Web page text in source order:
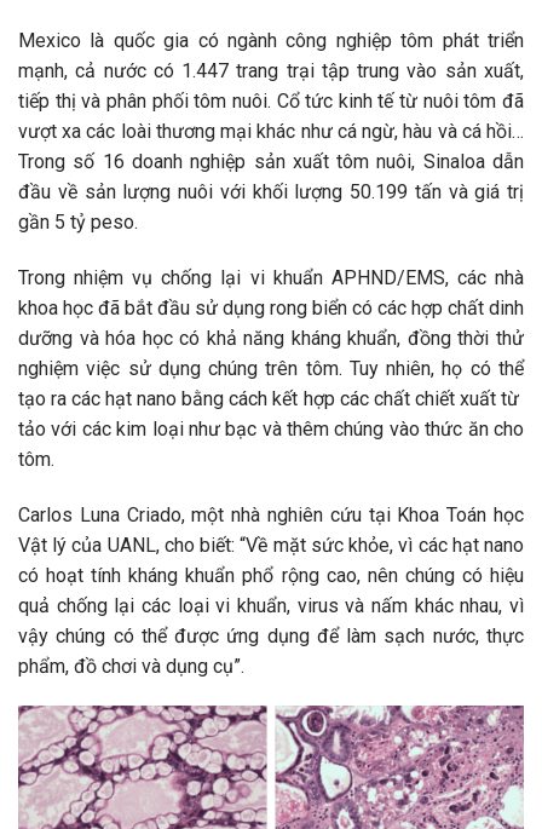
Mexico là quốc gia có ngành công nghiệp tôm phát triển
mạnh, cả nước có 1.447 trang trại tập trung vào sản xuất,
tiếp thị và phân phối tôm nuôi. Cổ tức kinh tế từ nuôi tôm đã
vượt xa các loài thương mại khác như cá ngừ, hàu và cá hồi…
Trong số 16 doanh nghiệp sản xuất tôm nuôi, Sinaloa dẫn
đầu về sản lượng nuôi với khối lượng 50.199 tấn và giá trị
gần 5 tỷ peso.
Trong nhiệm vụ chống lại vi khuẩn APHND/EMS, các nhà
khoa học đã bắt đầu sử dụng rong biển có các hợp chất dinh
dưỡng và hóa học có khả năng kháng khuẩn, đồng thời thử
nghiệm việc sử dụng chúng trên tôm. Tuy nhiên, họ có thể
tạo ra các hạt nano bằng cách kết hợp các chất chiết xuất từ ​​
tảo với các kim loại như bạc và thêm chúng vào thức ăn cho
tôm.
Carlos Luna Criado, một nhà nghiên cứu tại Khoa Toán học
Vật lý của UANL, cho biết: “Về mặt sức khỏe, vì các hạt nano
có hoạt tính kháng khuẩn phổ rộng cao, nên chúng có hiệu
quả chống lại các loại vi khuẩn, virus và nấm khác nhau, vì
vậy chúng có thể được ứng dụng để làm sạch nước, thực
phẩm, đồ chơi và dụng cụ”.